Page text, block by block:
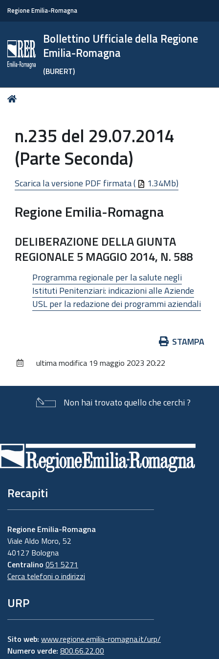
Regione Emilia-Romagna
Bollettino Ufficiale della Regione
Emilia-Romagna
(BURERT)
Tu
n.235 del 29.07.2014
(Parte Seconda)
Scarica la versione PDF firmata ( 1.34Mb)
Regione Emilia-Romagna
DELIBERAZIONE DELLA GIUNTA
REGIONALE 5 MAGGIO 2014, N. 588
Programma regionale per la salute negli
Istituti Penitenziari: indicazioni alle Aziende
USL per la redazione dei programmi aziendali
documento
STAMPA
ultima modifica 19 maggio 2023 20:22
Non hai trovato quello che cerchi ?
di
pagina
Recapiti
Regione Emilia-Romagna
Viale Aldo Moro, 52
40127 Bologna
Centralino 051 5271
Cerca telefoni o indirizzi
URP
Sito web: www.regione.emilia-romagna.it/urp/
Numero verde: 800.66.22.00